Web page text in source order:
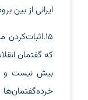
ایرانی از بین
که گفتمان
بیش نیست و